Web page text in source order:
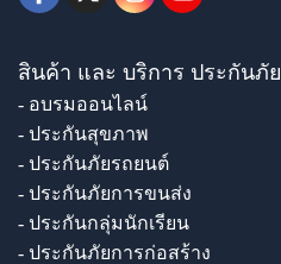
สินค้า และ บริการ ประกันภัย
- อบรมออนไลน์
- ประกันสุขภาพ
- ประกันภัยรถยนต์
- ประกันภัยการขนส่ง
- ประกันกลุ่มนักเรียน
- ประกันภัยการก่อสร้าง